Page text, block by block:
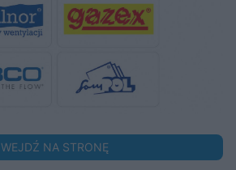
WEJDŹ NA STRONĘ